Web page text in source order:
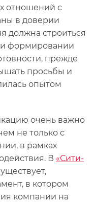
отношений с
в доверии
должна строиться
и формировании
прежде
просьбы и
опытом
очень важно
не только с
в рамках
В «Сити-
в котором
компании на